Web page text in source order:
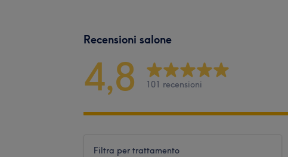
Recensioni salone
4,8 101 recensioni
Filtra per trattamento